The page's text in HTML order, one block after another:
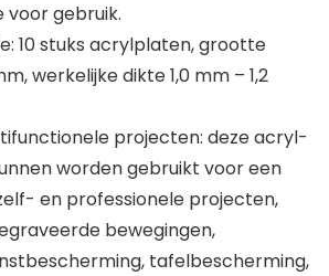
gebruik.
10 stuks acrylplaten, grootte
werkelijke dikte 1,0 mm – 1,2
projecten: deze acryl-
worden gebruikt voor een
en professionele projecten,
bewegingen,
tafelbescherming,